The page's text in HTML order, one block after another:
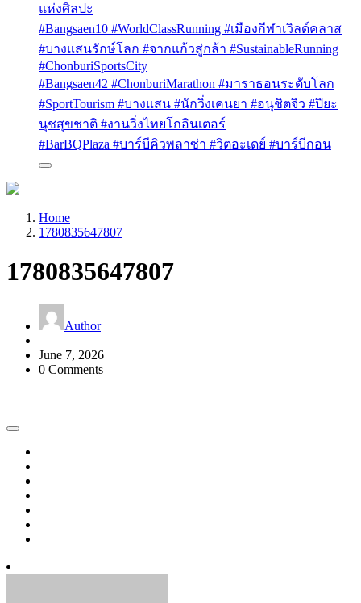
แห่งศิลปะ
#Bangsaen10 #WorldClassRunning #เมืองกีฬาเวิลด์คลาส
#บางแสนรักษ์โลก #จากแก้วสู่กล้า #SustainableRunning
#ChonburiSportsCity
#Bangsaen42 #ChonburiMarathon #มาราธอนระดับโลก
#SportTourism #บางแสน #นักวิ่งเคนยา #อนุชิตจิว #ปิยะ
นุชสุขชาติ #งานวิ่งไทยโกอินเตอร์
#BarBQPlaza #บาร์บีคิวพลาซ่า #วิตอะเดย์ #บาร์บีกอน
Home
1780835647807
1780835647807
Author
June 7, 2026
0 Comments